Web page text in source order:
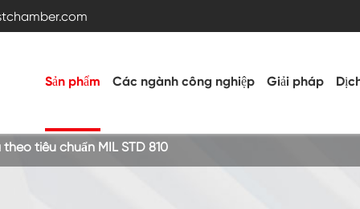
Sản phẩm Các ngành công nghiệp Giải pháp
tiêu chuẩn MIL STD 810